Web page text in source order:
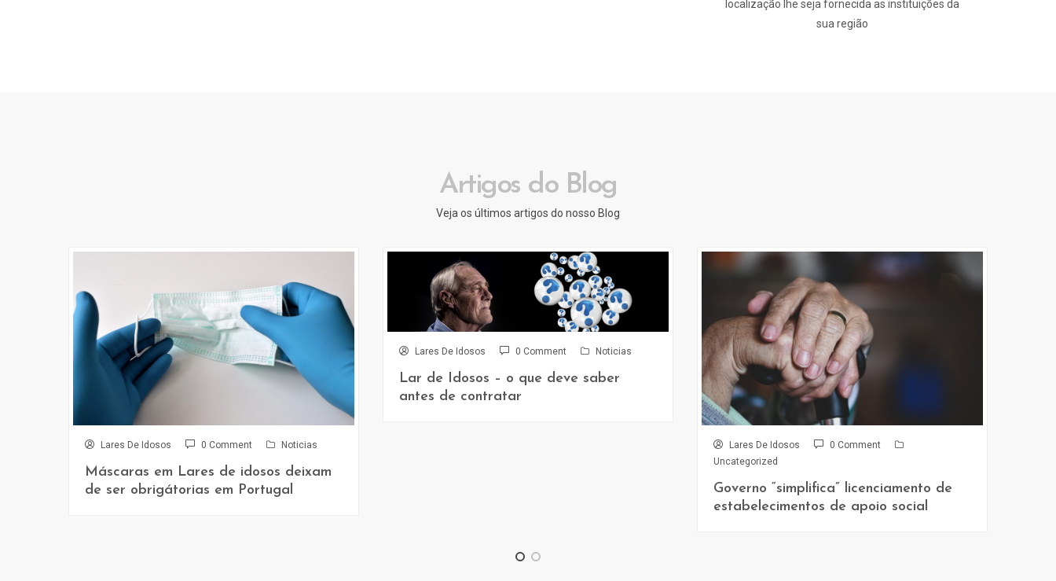
localização lhe seja fornecida as instituições da
sua região
Artigos do Blog
Veja os últimos artigos do nosso Blog
Lares De Idosos 0 Comment Noticias
Máscaras em Lares de idosos deixam
de ser obrigátorias em Portugal
Lares De Idosos 0 Comment Noticias
Lar de Idosos – o que deve saber
antes de contratar
Lares De Idosos
0 Comment
Uncategorized
Governo “simplifica” licenciamento de
estabelecimentos de apoio social